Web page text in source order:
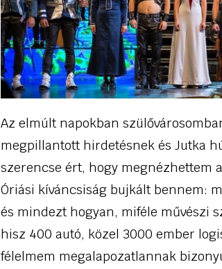
Az elmúlt napokban
megpillantott hirdetésnek és Jutka
szerencse ért, hogy megnézhettem
Óriási kíváncsiság bujkált bennem:
és mindezt hogyan, miféle művészi
hisz 400 autó, közel 3000 ember
félelmem megalapozatlannak